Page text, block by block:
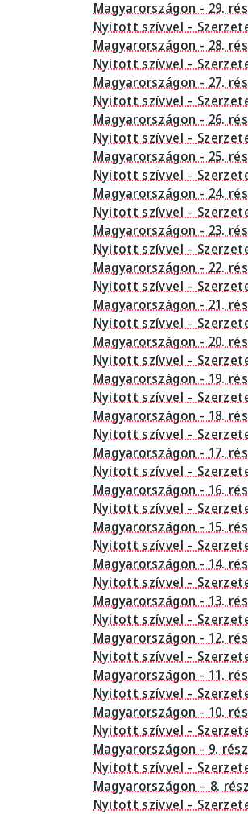
Magyarországon - 29.
Nyitott szívvel –
Magyarországon - 28.
Nyitott szívvel –
Magyarországon - 27.
Nyitott szívvel –
Magyarországon - 26.
Nyitott szívvel –
Magyarországon - 25.
Nyitott szívvel –
Magyarországon - 24.
Nyitott szívvel –
Magyarországon - 23.
Nyitott szívvel –
Magyarországon - 22.
Nyitott szívvel –
Magyarországon - 21.
Nyitott szívvel –
Magyarországon - 20.
Nyitott szívvel –
Magyarországon - 19.
Nyitott szívvel –
Magyarországon - 18.
Nyitott szívvel –
Magyarországon - 17.
Nyitott szívvel –
Magyarországon - 16.
Nyitott szívvel –
Magyarországon - 15.
Nyitott szívvel –
Magyarországon - 14.
Nyitott szívvel –
Magyarországon - 13.
Nyitott szívvel –
Magyarországon - 12.
Nyitott szívvel –
Magyarországon - 11.
Nyitott szívvel –
Magyarországon - 10.
Nyitott szívvel –
Magyarországon - 9. rész
Nyitott szívvel –
Magyarországon – 8. rész
Nyitott szívvel –